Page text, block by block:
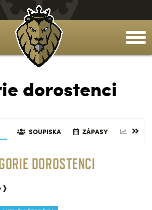
dorostenci
TÝM GALERIE ČLÁNKY
STATISTIKY TABULKA
SOUPISKA ZÁPASY
DOROSTENCI